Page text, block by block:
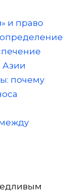
и право
Азии
почему